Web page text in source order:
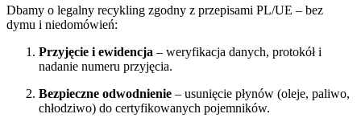
Dbamy o legalny recykling zgodny z przepisami PL/UE – bez
dymu i niedomówień:
Przyjęcie i ewidencja – weryfikacja danych, protokół i
nadanie numeru przyjęcia.
Bezpieczne odwodnienie – usunięcie płynów (oleje, paliwo,
chłodziwo) do certyfikowanych pojemników.